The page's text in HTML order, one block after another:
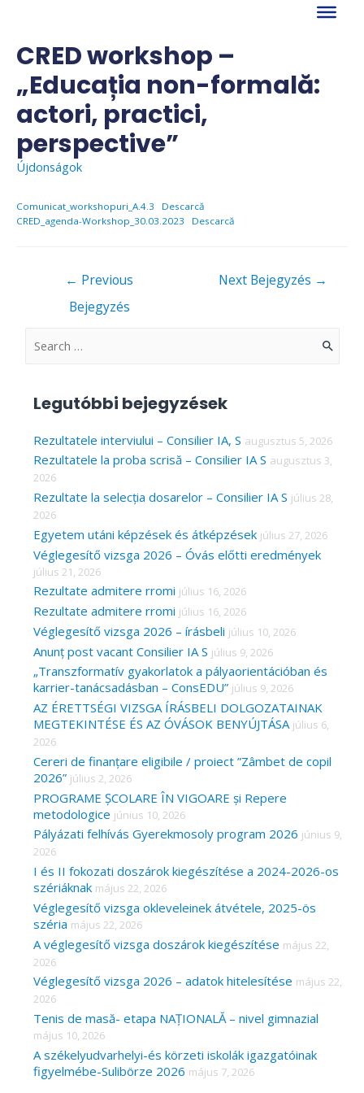
content
CRED workshop –
„Educația non-formală:
actori, practici,
perspective”
Újdonságok
Comunicat_workshopuri_A.4.3
Descarcă
CRED_agenda-Workshop_30.03.2023
Descarcă
← Previous
Bejegyzés
Next Bejegyzés →
S
c
h
f
o
r
:
Legutóbbi bejegyzések
Rezultatele interviului – Consilier IA, S augusztus 5, 2026
Rezultatele la proba scrisă – Consilier IA S augusztus 3,
2026
Rezultate la selecția dosarelor – Consilier IA S július 28,
2026
Egyetem utáni képzések és átképzések július 27, 2026
Véglegesítő vizsga 2026 – Óvás előtti eredmények
július 21, 2026
Rezultate admitere rromi július 16, 2026
Rezultate admitere rromi július 16, 2026
Véglegesítő vizsga 2026 – írásbeli július 10, 2026
Anunț post vacant Consilier IA S július 9, 2026
„Transzformatív gyakorlatok a pályaorientációban és
karrier-tanácsadásban – ConsEDU” július 9, 2026
AZ ÉRETTSÉGI VIZSGA ÍRÁSBELI DOLGOZATAINAK
MEGTEKINTÉSE ÉS AZ ÓVÁSOK BENYÚJTÁSA július 6,
2026
Cereri de finanțare eligibile / proiect ”Zâmbet de copil
2026” július 2, 2026
PROGRAME ȘCOLARE ÎN VIGOARE și Repere
metodologice június 10, 2026
Pályázati felhívás Gyerekmosoly program 2026 június 9,
2026
I és II fokozati doszárok kiegészítése a 2024-2026-os
szériáknak május 22, 2026
Véglegesítő vizsga okleveleinek átvétele, 2025-ös
széria május 22, 2026
A véglegesítő vizsga doszárok kiegészítése május 22,
2026
Véglegesítő vizsga 2026 – adatok hitelesítése május 22,
2026
Tenis de masă- etapa NAȚIONALĂ – nivel gimnazial
május 10, 2026
A székelyudvarhelyi-és körzeti iskolák igazgatóinak
figyelmébe-Sulibörze 2026 május 7, 2026